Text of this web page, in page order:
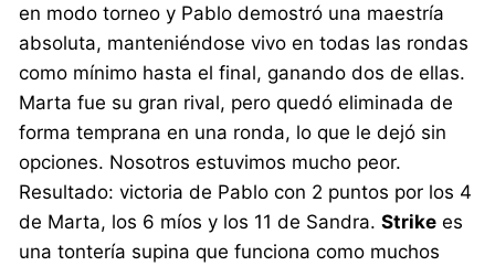
en modo torneo y Pablo demostró una maestría
absoluta, manteniéndose vivo en todas las rondas
como mínimo hasta el final, ganando dos de ellas.
Marta fue su gran rival, pero quedó eliminada de
forma temprana en una ronda, lo que le dejó sin
opciones. Nosotros estuvimos mucho peor.
Resultado: victoria de Pablo con 2 puntos por los 4
de Marta, los 6 míos y los 11 de Sandra.Strike es
una tontería supina que funciona como muchos